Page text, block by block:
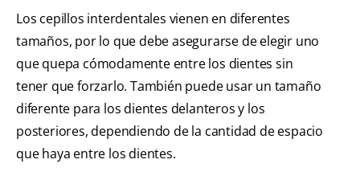
Los cepillos interdentales vienen en diferentes
tamaños, por lo que debe asegurarse de elegir uno
que quepa cómodamente entre los dientes sin
tener que forzarlo. También puede usar un tamaño
diferente para los dientes delanteros y los
posteriores, dependiendo de la cantidad de espacio
que haya entre los dientes.